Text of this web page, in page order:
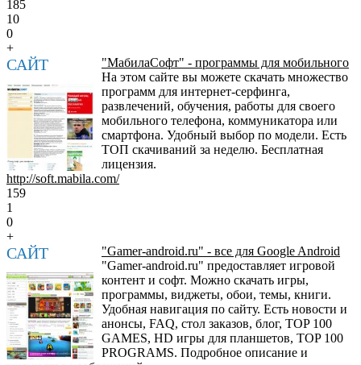
185
10
0
+
САЙТ
"МабилаСофт" - программы для мобильного
На этом сайте вы можете скачать множество
программ для интернет-серфинга,
развлечений, обучения, работы для своего
мобильного телефона, коммуникатора или
смартфона. Удобный выбор по модели. Есть
ТОП скачиваний за неделю. Бесплатная
лицензия.
http://soft.mabila.com/
159
1
0
+
САЙТ
"Gamer-android.ru" - все для Google Android
"Gamer-android.ru" предоставляет игровой
контент и софт. Можно скачать игры,
программы, виджеты, обои, темы, книги.
Удобная навигация по сайту. Есть новости и
анонсы, FAQ, стол заказов, блог, TOP 100
GAMES, HD игры для планшетов, TOP 100
PROGRAMS. Подробное описание и